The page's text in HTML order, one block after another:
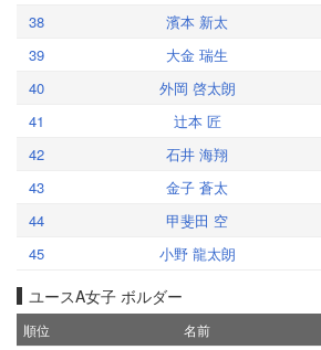
38
濱本 新太
39
大金 瑞生
40
外岡 啓太朗
41
辻本 匠
42
石井 海翔
43
金子 蒼太
44
甲斐田 空
45
小野 龍太朗
ユースA女子 ボルダー
順位 名前